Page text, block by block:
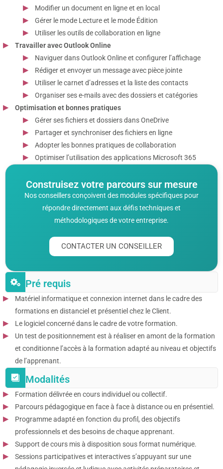
Modifier un document en ligne et en local
Gérer le mode Lecture et le mode Édition
Utiliser les outils de collaboration en ligne
Travailler avec Outlook Online
Naviguer dans Outlook Online et configurer l’affichage
Rédiger et envoyer un message avec pièce jointe
Utiliser le carnet d’adresses et la liste des contacts
Organiser ses e-mails avec des dossiers et catégories
Optimisation et bonnes pratiques
Gérer ses fichiers et dossiers dans OneDrive
Partager et synchroniser des fichiers en ligne
Adopter les bonnes pratiques de collaboration
Optimiser l’utilisation des applications Microsoft 365
Construisez votre parcours sur mesure
Nos conseillers conçoivent des modules spécifiques pour
répondre directement aux défis techniques et
méthodologiques de votre entreprise.
CONTACTER UN CONSEILLER
Pré requis
Matériel informatique et connexion internet dans le cadre des
formations en distanciel et présentiel chez le Client.
Le logiciel concerné dans le cadre de votre formation.
Un test de positionnement est à réaliser en amont de la formation
et conditionne l’accès à la formation adapté au niveau et objectifs
de l’apprenant.
Modalités
Formation délivrée en cours individuel ou collectif.
Parcours pédagogique en face à face à distance ou en présentiel.
Programme adapté en fonction du profil, des objectifs
professionnels et des besoins de chaque apprenant.
Support de cours mis à disposition sous format numérique.
Sessions participatives et interactives s’appuyant sur une